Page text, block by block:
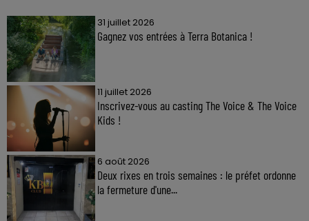
31 juillet 2026
Gagnez vos entrées à Terra Botanica !
11 juillet 2026
Inscrivez-vous au casting The Voice & The Voice
Kids !
6 août 2026
Deux rixes en trois semaines : le préfet ordonne
la fermeture d'une...